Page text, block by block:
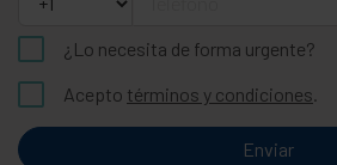
¿Lo necesita de forma urgente?
Acepto términos y condiciones.
Enviar